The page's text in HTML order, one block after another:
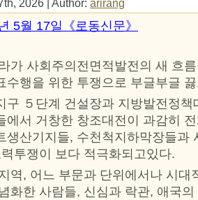
2026 | Author: arirang
5월 17일《로동신문》
가 사회주의전면적발전의 새 흐
수행을 위한 투쟁으로 부글부글
구 ５단계 건설장과 지방발전정
에서 거창한 창조대전이 과감히
생산기지들, 수천척지하막장들과
투쟁이 보다 적극화되고있다.
역, 어느 부문과 단위에서나 시대
화한 사람들, 신심과 락관, 애국